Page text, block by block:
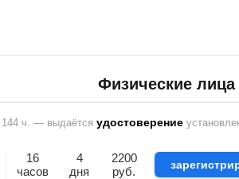
Физические лица
144 ч. — выдаётся удостоверение
16
часов
4
дня
2200
руб.